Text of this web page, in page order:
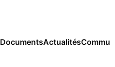
DocumentsActualités